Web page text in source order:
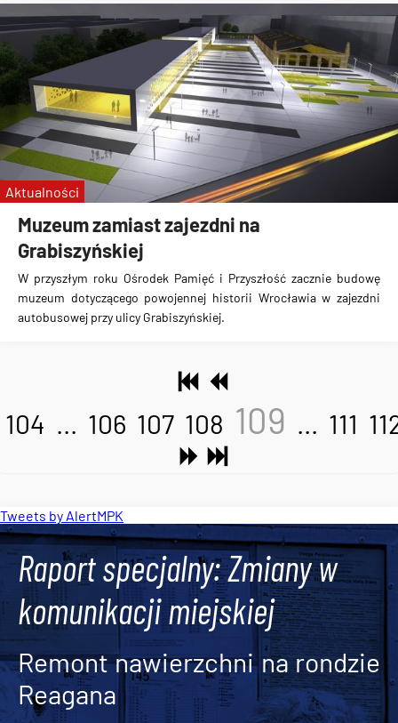
Muzeum zamiast zajezdni na
Grabiszyńskiej
W przyszłym roku Ośrodek Pamięć i Przyszłość zacznie budowę
muzeum dotyczącego powojennej historii Wrocławia w zajezdni
autobusowej przy ulicy Grabiszyńskiej.
Aktualności
104 ... 106 107 108 109 ... 111
Tweets by AlertMPK
Raport specjalny: Zmiany w
komunikacji miejskiej
Remont nawierzchni na rondzie
Reagana